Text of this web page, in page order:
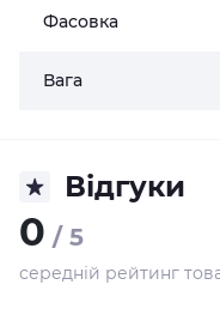
Фасовка
Вага
Відгуки
0 / 5
середній рейтинг